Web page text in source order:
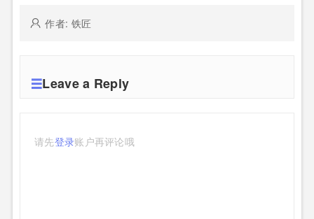
作者: 铁匠
Leave a Reply
请先登录账户再评论哦